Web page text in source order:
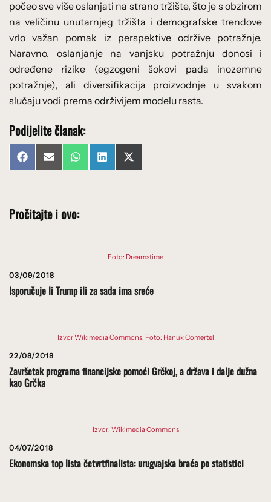
počeo sve više oslanjati na strano tržište, što je s obzirom
na veličinu unutarnjeg tržišta i demografske trendove
vrlo važan pomak iz perspektive održive potražnje.
Naravno, oslanjanje na vanjsku potražnju donosi i
određene rizike (egzogeni šokovi pada inozemne
potražnje), ali diversifikacija proizvodnje u svakom
slučaju vodi prema održivijem modelu rasta.
Podijelite članak:
Share
on
FacebookShare
on
Email Share
on
WhatsAppShare
on
LinkedInShare
on
X
(Twitter)
Pročitajte i ovo:
Foto: Dreamstime
03/09/2018
Isporučuje li Trump ili za sada ima sreće
Izvor Wikimedia Commons, Foto: Hanuk Comertel
22/08/2018
Završetak programa financijske pomoći Grčkoj, a država i dalje dužna
kao Grčka
Izvor: Wikimedia Commons
04/07/2018
Ekonomska top lista četvrtfinalista: urugvajska braća po statistici